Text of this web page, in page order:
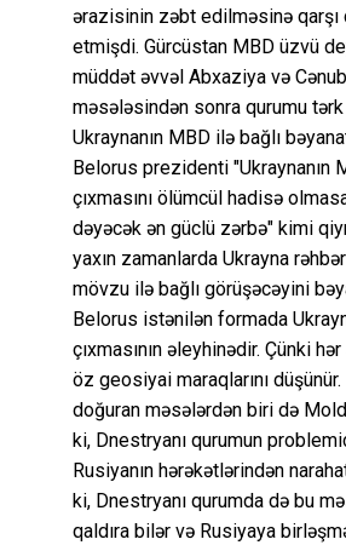
ərazisinin zəbt edilməsinə qarşı
etmişdi. Gürcüstan MBD üzvü
müddət əvvəl Abxaziya və
məsələsindən sonra qurumu
Ukraynanın MBD ilə bağlı
Belorus prezidenti "Ukraynanın
çıxmasını ölümcül hadisə
dəyəcək ən güclü zərbə" kimi
yaxın zamanlarda Ukrayna
mövzu ilə bağlı görüşəcəyini
Belorus istənilən formada
çıxmasının əleyhinədir. Çünki
öz geosiyai maraqlarını
doğuran məsələrdən biri də
ki, Dnestryanı qurumun
Rusiyanın hərəkətlərindən
ki, Dnestryanı qurumda də bu
qaldıra bilər və Rusiyaya